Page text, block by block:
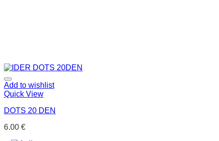
Add to wishlist
Quick View
DOTS 20 DEN
6.00 €